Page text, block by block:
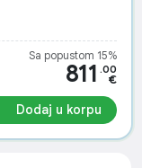
Sa popustom 15%
811 .00
€
Dodaj u korpu